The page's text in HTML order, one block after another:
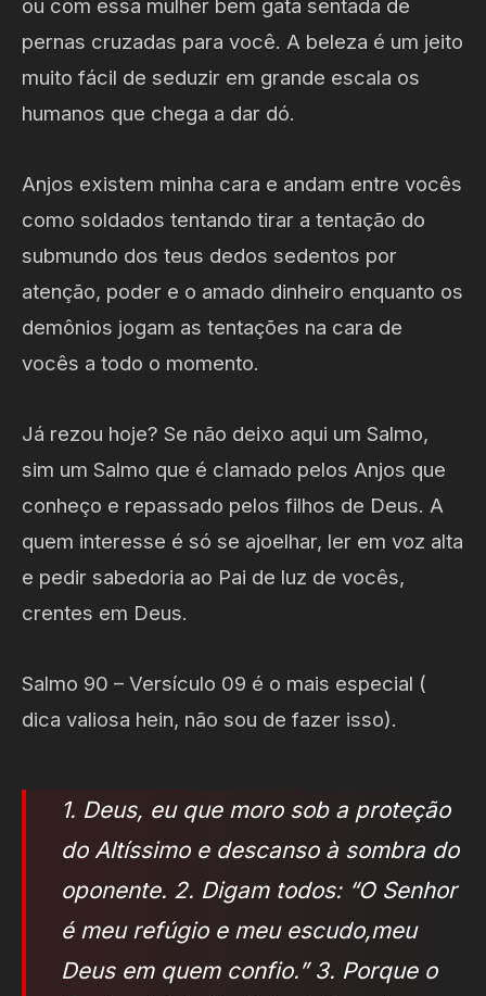
ou com essa mulher bem gata sentada de
pernas cruzadas para você. A beleza é um jeito
muito fácil de seduzir em grande escala os
humanos que chega a dar dó.
Anjos existem minha cara e andam entre vocês
como soldados tentando tirar a tentação do
submundo dos teus dedos sedentos por
atenção, poder e o amado dinheiro enquanto os
demônios jogam as tentações na cara de
vocês a todo o momento.
Já rezou hoje? Se não deixo aqui um Salmo,
sim um Salmo que é clamado pelos Anjos que
conheço e repassado pelos filhos de Deus. A
quem interesse é só se ajoelhar, ler em voz alta
e pedir sabedoria ao Pai de luz de vocês,
crentes em Deus.
Salmo 90 – Versículo 09 é o mais especial (
dica valiosa hein, não sou de fazer isso).
1. Deus, eu que moro sob a proteção
do Altíssimo e descanso à sombra do
oponente. 2. Digam todos: “O Senhor
é meu refúgio e meu escudo,meu
Deus em quem confio.” 3. Porque o